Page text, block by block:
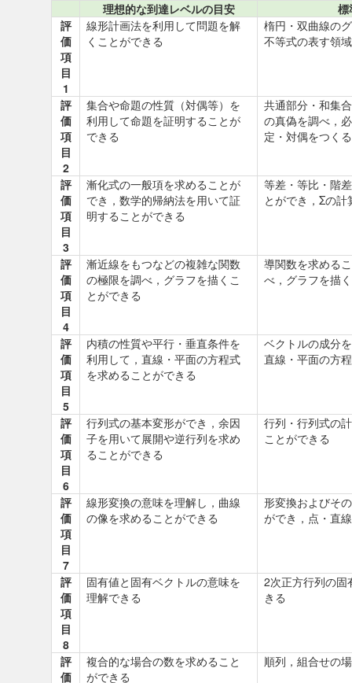
理想的な到達レベルの目安
標
評
価
項
目
1
線形計画法を利用して問題を解
くことができる
楕円・双曲線の
不等式の表す領
評
価
項
目
2
集合や命題の性質（対偶等）を
利用して命題を証明することが
できる
共通部分・和集
の真偽を調べ，
定・対偶をつく
評
価
項
目
3
漸化式の一般項を求めることが
でき，数学的帰納法を用いて証
明することができる
等差・等比・階
とができ，Σの計
評
価
項
目
4
漸近線をもつなどの複雑な関数
の極限を調べ，グラフを描くこ
とができる
導関数を求める
べ，グラフを描
評
価
項
目
5
内積の性質や平行・垂直条件を
利用して，直線・平面の方程式
を求めることができる
ベクトルの成分
直線・平面の方
評
価
項
目
6
行列式の基本変形ができ，余因
子を用いて展開や逆行列を求め
ることができる
行列・行列式の
ことができる
評
価
項
目
7
線形変換の意味を理解し，曲線
の像を求めることができる
形変換およびそ
ができ，点・直
評
価
項
目
8
固有値と固有ベクトルの意味を
理解できる
2次正方行列の固
きる
評
価
複合的な場合の数を求めること
ができる
順列，組合せの